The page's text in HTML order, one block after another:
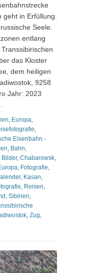
geht in Erfüllung.
Seele.
entlang
das Kloster
dem heiligen
9258
Jahr: 2023
, Europa,
,
Eisenbahn -
, Bahn,
Bilder, Chabarowsk,
, Fotografie,
, Kasan,
, Reisen,
, Sibirien,
, Zug,